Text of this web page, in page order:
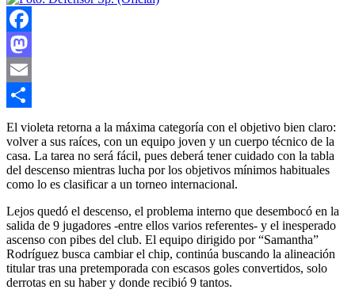
Facebook
Mastodon
Email
Compartir
El violeta retorna a la máxima categoría con el objetivo bien claro:
volver a sus raíces, con un equipo joven y un cuerpo técnico de la
casa. La tarea no será fácil, pues deberá tener cuidado con la tabla
del descenso mientras lucha por los objetivos mínimos habituales
como lo es clasificar a un torneo internacional.
Lejos quedó el descenso, el problema interno que desembocó en la
salida de 9 jugadores -entre ellos varios referentes- y el inesperado
ascenso con pibes del club. El equipo dirigido por “Samantha”
Rodríguez busca cambiar el chip, continúa buscando la alineación
titular tras una pretemporada con escasos goles convertidos, solo
derrotas en su haber y donde recibió 9 tantos.